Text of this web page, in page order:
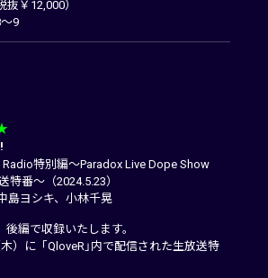
￥12,000）
9
特別編～Paradox Live Dope Show
特番～（2024.5.23）
島ヨシキ、小林千晃
後編で収録いたします。
）に「QloveR」内で配信された生放送特